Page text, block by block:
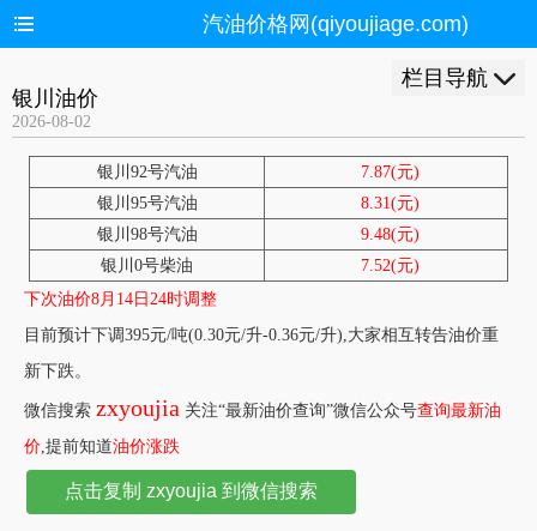
汽油价格网(qiyoujiage.com)
栏目导航
银川油价
2026-08-02
银川92号汽油
7.87(元)
银川95号汽油
8.31(元)
银川98号汽油
9.48(元)
银川0号柴油
7.52(元)
下次油价8月14日24时调整
目前预计下调395元/吨(0.30元/升-0.36元/升),大家相互转告油价重
新下跌。
微信搜索 zxyoujia 关注“最新油价查询”微信公众号查询最新油
价,提前知道油价涨跌
点击复制 zxyoujia 到微信搜索